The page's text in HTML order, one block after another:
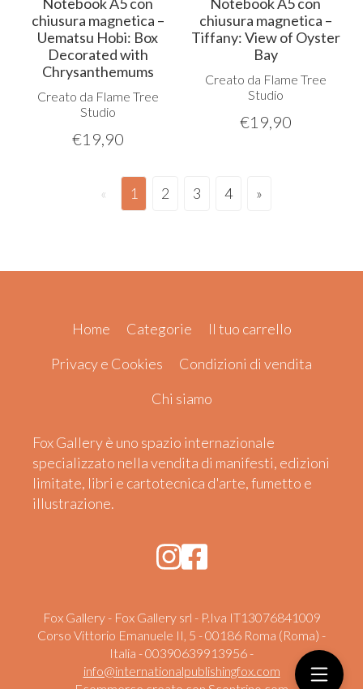
chiusura magnetica –
Uematsu Hobi: Box
Decorated with
Chrysanthemums
Creato da Flame Tree
Studio
€19,90
chiusura magnetica –
Tiffany: View of Oyster
Bay
Creato da Flame Tree
Studio
€19,90
« 1 2 3 4 »
Home Categorie
Il tuo carrello
Privacy e Cookies
Condizioni di vendita
Chi siamo
Fox Gallery è uno spazio internazionale
specializzato nella vendita di manifesti, edizioni
limitate, libri e cartotecnica d'arte, fumetto e
illustrazione.
Fox Gallery - Fox Gallery srl - P.Iva IT13076841009
Corso Vittorio Emanuele II, 5 - 00186 Roma (Roma) -
Italia - 00390639913956 -
info@internationalpublishingfox.com